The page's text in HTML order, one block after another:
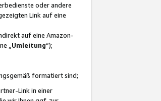
oder andere
Link auf eine
auf eine Amazon-
„ Umleitung“);
formatiert sind;
Link in einer